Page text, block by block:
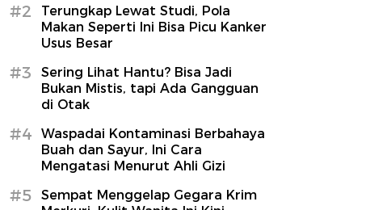
#2
Terungkap Lewat Studi, Pola
Makan Seperti Ini Bisa Picu Kanker
Usus Besar
#3
Sering Lihat Hantu? Bisa Jadi
Bukan Mistis, tapi Ada Gangguan
di Otak
#4
Waspadai Kontaminasi Berbahaya
Buah dan Sayur, Ini Cara
Mengatasi Menurut Ahli Gizi
#5
Sempat Menggelap Gegara Krim